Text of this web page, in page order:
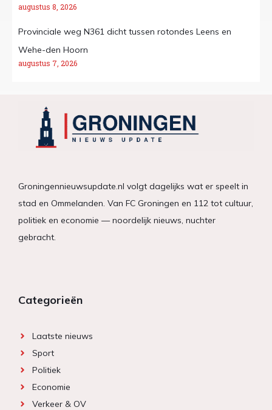
augustus 8, 2026
Provinciale weg N361 dicht tussen rotondes Leens en
Wehe-den Hoorn
augustus 7, 2026
Groningennieuwsupdate.nl volgt dagelijks wat er speelt in
stad en Ommelanden. Van FC Groningen en 112 tot cultuur,
politiek en economie — noordelijk nieuws, nuchter
gebracht.
Categorieën
Laatste nieuws
Sport
Politiek
Economie
Verkeer & OV